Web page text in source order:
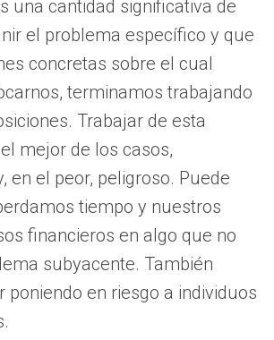
una cantidad significativa de
el problema específico y que
concretas sobre el cual
terminamos trabajando
Trabajar de esta
mejor de los casos,
en el peor, peligroso. Puede
tiempo y nuestros
financieros en algo que no
subyacente. También
poniendo en riesgo a individuos